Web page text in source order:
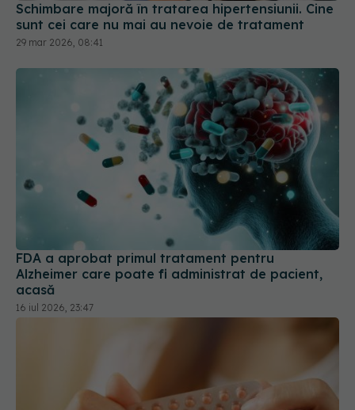
Schimbare majoră în tratarea hipertensiunii. Cine
sunt cei care nu mai au nevoie de tratament
29 mar 2026, 08:41
FDA a aprobat primul tratament pentru
Alzheimer care poate fi administrat de pacient,
acasă
16 iul 2026, 23:47